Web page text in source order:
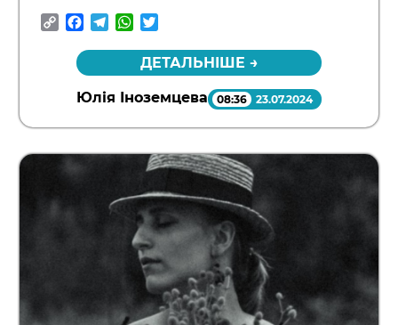
CopyFacebook
TelegramWhatsApp
ДЕТАЛЬНІШЕ →
Юлія Іноземцева 08:36 23.07.2024